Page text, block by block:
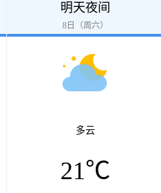
明天夜间
8日（周六）
多云
21℃